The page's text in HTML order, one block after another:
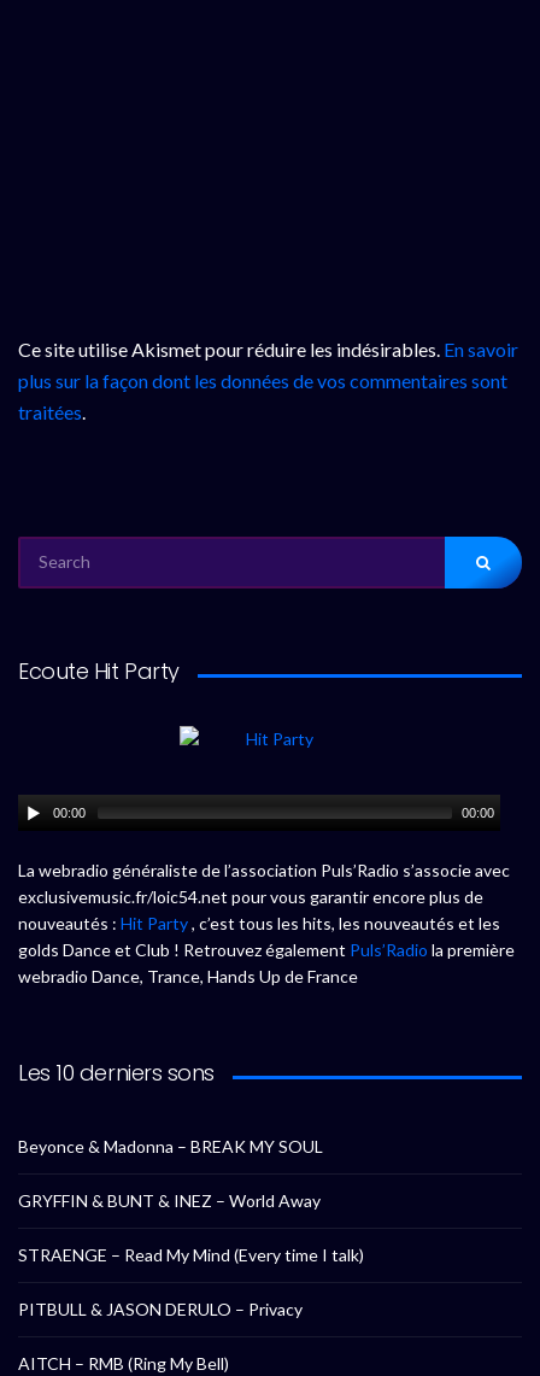
Ce site utilise Akismet pour réduire les indésirables. En savoir
plus sur la façon dont les données de vos commentaires sont
traitées.
FOR:
Ecoute Hit Party
00:00 00:00
La webradio généraliste de l’association Puls’Radio s’associe avec
exclusivemusic.fr/loic54.net pour vous garantir encore plus de
nouveautés : Hit Party, c’est tous les hits, les nouveautés et les
golds Dance et Club ! Retrouvez également Puls’Radio la première
webradio Dance, Trance, Hands Up de France
Les 10 derniers sons
Beyonce & Madonna – BREAK MY SOUL
GRYFFIN & BUNT & INEZ – World Away
STRAENGE – Read My Mind (Every time I talk)
PITBULL & JASON DERULO – Privacy
AITCH – RMB (Ring My Bell)